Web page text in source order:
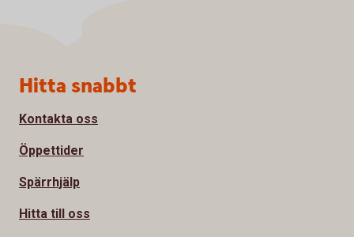
Sidfot
Hitta snabbt
Kontakta oss
Öppettider
Spärrhjälp
Hitta till oss